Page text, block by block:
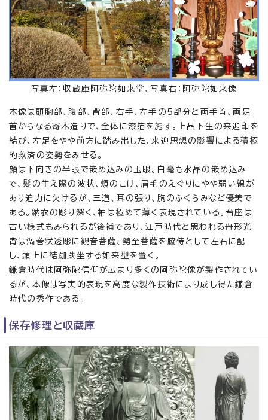
写真左：収蔵庫阿弥陀如来堂、写真右：阿弥陀如来像
本像は頭胸部、腹部、背部、右手、左手の5部分と両手首、両足
首からなる寄木造りで、全体に漆箔を施す。上品下生の来迎印を
結び、左足をやや前方に踏み出した、来迎思想の影響による積極
的救済の姿勢をみせる。
顔は下向きの半眼で嵌め込みの玉眼。白毫も水晶の嵌め込み
で、髪の生え際の波状、頬のこけ、眉毛のえぐりにやや弱い線が
あり迫力に欠けるが、三道、耳の張り、胸のふくらみなど優美で
ある。納衣の彫り深く、袖は極めて薄く表現されている。台座は
古い様式もみられるが後補であり、江戸時代と思われる舟形光
背は渦巻状透彫に観音菩薩、勢至菩薩を脇侍として左右に配
し、頭上に結跏趺坐する如来型を置く。
鎌倉時代は阿弥陀信仰が広まり多くの阿弥陀像が製作されてい
るが、本像は写実的表現を高度な製作技術により成し得た鎌倉
時代の秀作である。
保存修理と収蔵庫